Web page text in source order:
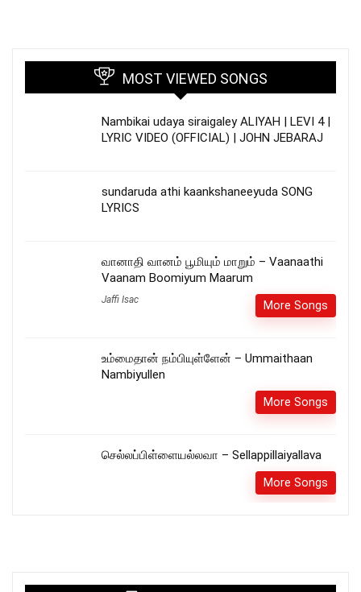
MOST VIEWED SONGS
Nambikai udaya siraigaley ALIYAH | LEVI 4 |
LYRIC VIDEO (OFFICIAL) | JOHN JEBARAJ
sundaruda athi kaankshaneeyuda SONG
LYRICS
வானாதி வானம் பூமியும் மாறும் – Vaanaathi
Vaanam Boomiyum Maarum
Jaffi Isac More Songs
உம்மைதான் நம்பியுள்ளேன் – Ummaithaan
Nambiyullen
More Songs
செல்லப்பிள்ளையல்லவா – Sellappillaiyallava
More Songs